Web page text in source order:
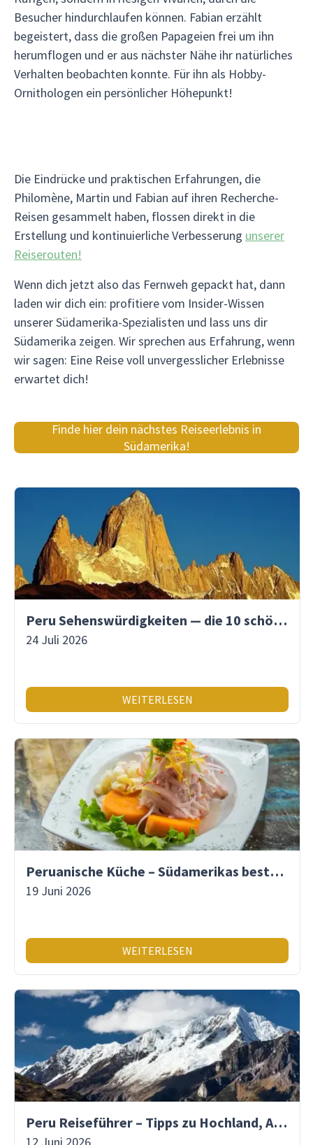
Besucher hindurchlaufen können. Fabian erzählt
begeistert, dass die großen Papageien frei um ihn
herumflogen und er aus nächster Nähe ihr natürliches
Verhalten beobachten konnte. Für ihn als Hobby-
Ornithologen ein persönlicher Höhepunkt!
Die Eindrücke und praktischen Erfahrungen, die
Philomène, Martin und Fabian auf ihren Recherche-
Reisen gesammelt haben, flossen direkt in die
Erstellung und kontinuierliche Verbesserung unserer
Reiserouten!
Wenn dich jetzt also das Fernweh gepackt hat, dann
laden wir dich ein: profitiere vom Insider-Wissen
unserer Südamerika-Spezialisten und lass uns dir
Südamerika zeigen. Wir sprechen aus Erfahrung, wenn
wir sagen: Eine Reise voll unvergesslicher Erlebnisse
erwartet dich!
Finde hier dein nächstes Reiseerlebnis in
Südamerika!
Peru Sehenswürdigkeiten — die 10 schönsten Orte
24 Juli 2026
WEITERLESEN
Peruanische Küche – Südamerikas beste Gastronomie
19 Juni 2026
WEITERLESEN
Peru Reiseführer – Tipps zu Hochland, Amazonas & Inka-Erbe